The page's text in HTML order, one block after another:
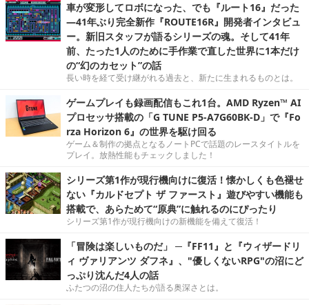
車が変形してロボになった、でも『ルート16』だった
―41年ぶり完全新作『ROUTE16R』開発者インタビュ
ー。新旧スタッフが語るシリーズの魂。そして41年
前、たった1人のために手作業で直した世界に1本だけ
の“幻のカセット”の話
長い時を経て受け継がれる過去と、新たに生まれるものとは。
ゲームプレイも録画配信もこれ1台。AMD Ryzen™ AI
プロセッサ搭載の「G TUNE P5-A7G60BK-D」で『Fo
rza Horizon 6』の世界を駆け回る
ゲーム＆制作の拠点となるノートPCで話題のレースタイトルを
プレイ。放熱性能もチェックしました！
シリーズ第1作が現行機向けに復活！懐かしくも色褪せ
ない『カルドセプト ザ ファースト』遊びやすい機能も
搭載で、あらためて“原典”に触れるのにぴったり
シリーズ第1作が現行機向けの新機能を備えて復活！
「冒険は楽しいものだ」 ─『FF11』と『ウィザードリ
ィ ヴァリアンツ ダフネ』、"優しくないRPG"の沼にど
っぷり沈んだ4人の話
ふたつの沼の住人たちが語る奥深さとは。